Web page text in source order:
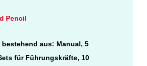
Pencil
aus: Manual, 5
für Führungskräfte, 10